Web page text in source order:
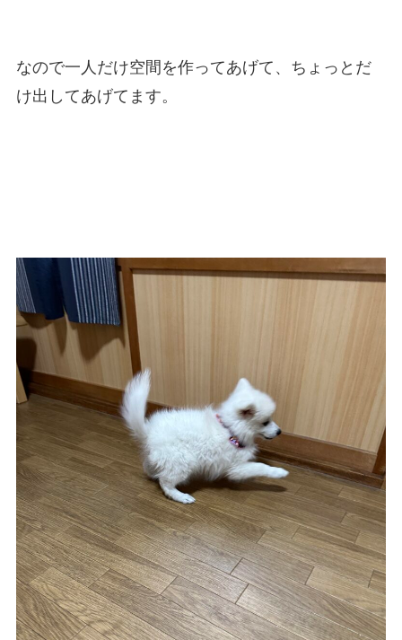
なので一人だけ空間を作ってあげて、ちょっとだ
け出してあげてます。